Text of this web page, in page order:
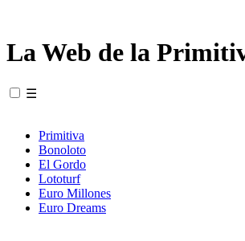
La Web de la
☰
Primitiva
Bonoloto
El Gordo
Lototurf
Euro Millones
Euro Dreams